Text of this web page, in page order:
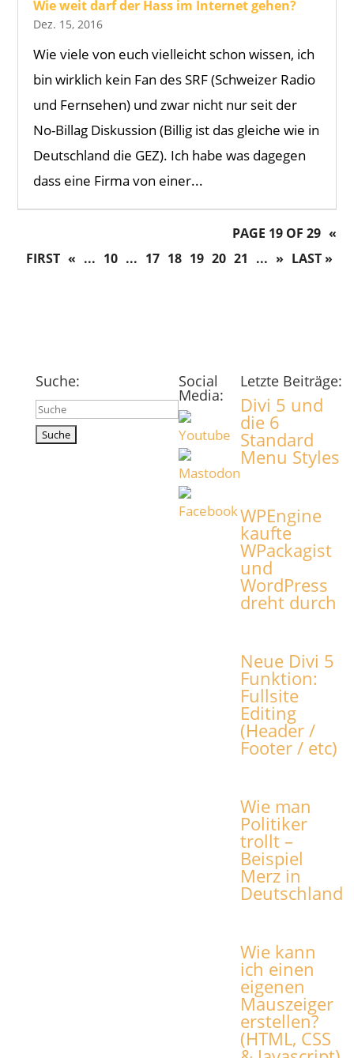
Wie weit darf der Hass im Internet gehen?
Dez. 15, 2016
Wie viele von euch vielleicht schon wissen, ich
bin wirklich kein Fan des SRF (Schweizer Radio
und Fernsehen) und zwar nicht nur seit der
No-Billag Diskussion (Billig ist das gleiche wie in
Deutschland die GEZ). Ich habe was dagegen
dass eine Firma von einer...
PAGE 19 OF 29 «
FIRST « ... 10 ... 17 18 19 20 21 ... » LAST »
Suche:
Suchen
nach:
Social
Media:
Letzte Beiträge:
Divi 5 und
die 6
Standard
Menu Styles
WPEngine
kaufte
WPackagist
und
WordPress
dreht durch
Neue Divi 5
Funktion:
Fullsite
Editing
(Header /
Footer / etc)
Wie man
Politiker
trollt –
Beispiel
Merz in
Deutschland
Wie kann
ich einen
eigenen
Mauszeiger
erstellen?
(HTML, CSS